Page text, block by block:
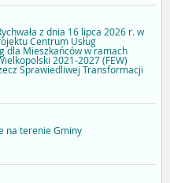
z dnia 16 lipca 2026 r. w
Centrum Usług
dla Mieszkańców w ramach
2021-2027 (FEW)
Sprawiedliwej Transformacji
na terenie Gminy